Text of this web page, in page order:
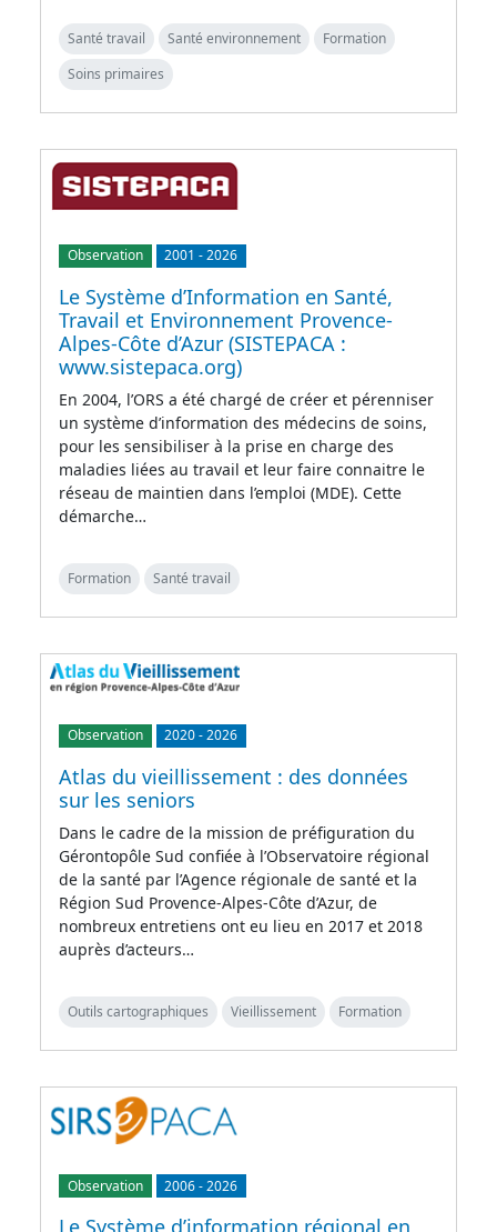
Santé travail Santé environnement
Formation
Soins primaires
Observation 2001 -2026
Le Système d’Information en Santé,
Travail et Environnement Provence-
Alpes-Côte d’Azur (SISTEPACA :
www.sistepaca.org)
En 2004, l’ORS a été chargé de créer et pérenniser
un système d’information des médecins de soins,
pour les sensibiliser à la prise en charge des
maladies liées au travail et leur faire connaitre le
réseau de maintien dans l’emploi (MDE). Cette
démarche…
Formation Santé travail
Observation 2020-2026
Atlas du vieillissement : des données
sur les seniors
Dans le cadre de la mission de préfiguration du
Gérontopôle Sud confiée à l’Observatoire régional
de la santé par l’Agence régionale de santé et la
Région Sud Provence-Alpes-Côte d’Azur, de
nombreux entretiens ont eu lieu en 2017 et 2018
auprès d’acteurs…
Outils cartographiques Vieillissement Formation
Observation 2006-2026
Le Système d’information régional en